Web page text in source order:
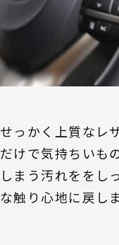
せっかく上質なレ
だけで気持ちいも
しまう汚れををし
な触り心地に戻しま